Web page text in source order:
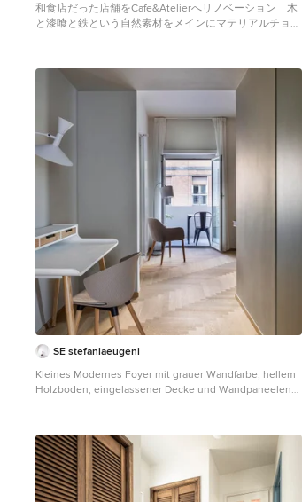
和食店だった店舗をCafe&Atelierへリノベーション 木
と漆喰と鉄という自然素材をメインにマテリアルチョイ
Porzellan-Bodenfliesen, Einzeltür, schwarzer Haustür,
weißem Boden, freigelegten Dachbalken und
SE stefaniaeugeni
Kleines Modernes Foyer mit grauer Wandfarbe, hellem
Holzboden, eingelassener Decke und Wandpaneelen